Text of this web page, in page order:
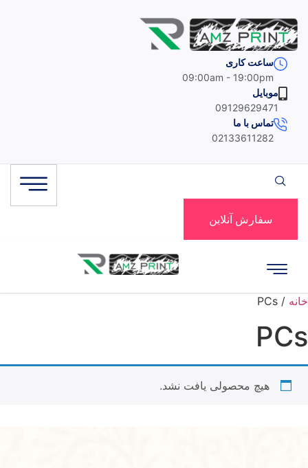
content
ساعت کاری
09:00am - 19:00pm
موبایل
09129629471
تماس با ما
02133611282
سفارش آنلاین
خانه / PCs
PCs
هیچ محصولی یافت نشد.